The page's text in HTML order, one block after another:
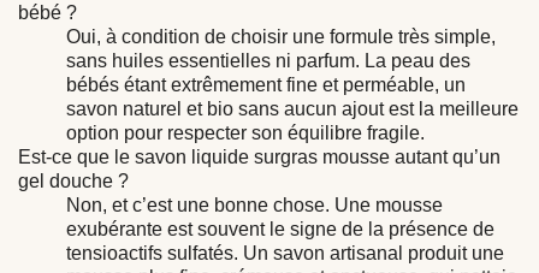
bébé ?
Oui, à condition de choisir une formule très simple,
sans huiles essentielles ni parfum. La peau des
bébés étant extrêmement fine et perméable, un
savon naturel et bio sans aucun ajout est la meilleure
option pour respecter son équilibre fragile.
Est-ce que le savon liquide surgras mousse autant qu’un
gel douche ?
Non, et c’est une bonne chose. Une mousse
exubérante est souvent le signe de la présence de
tensioactifs sulfatés. Un savon artisanal produit une